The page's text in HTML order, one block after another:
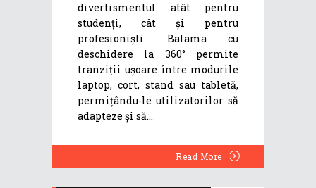
divertismentul atât pentru
studenți, cât și pentru
profesioniști. Balama cu
deschidere la 360° permite
tranziții ușoare între modurile
laptop, cort, stand sau tabletă,
permițându-le utilizatorilor să
adapteze și să
Read More